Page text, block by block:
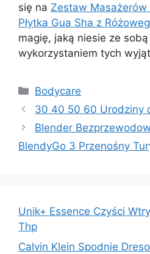
się na Zestaw Masażerów
Płytka Gua Sha z
magię, jaką niesie ze
wykorzystaniem tych
Kategorie
Bodycare
30 40 50 60 Urodziny
Blender
BlendyGo 3 Przenośny
Unik+ Essence Czyści
Thp
Calvin Klein Spodnie